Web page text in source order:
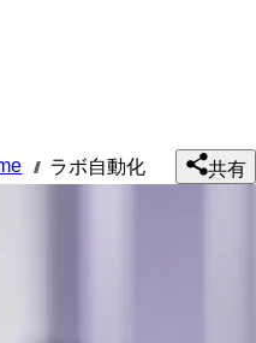
/// ラボ自動化 共有